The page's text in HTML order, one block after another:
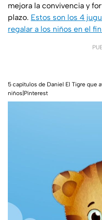
mejora la convivencia y
plazo. Estos son los 4
regalar a los niños en el
5 capítulos de Daniel El Tigre que
niños|Pinterest